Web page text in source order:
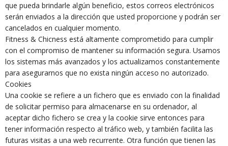
que pueda brindarle algún beneficio, estos correos electrónicos
serán enviados a la dirección que usted proporcione y podrán ser
cancelados en cualquier momento.
Fitness & Chicness está altamente comprometido para cumplir
con el compromiso de mantener su información segura. Usamos
los sistemas más avanzados y los actualizamos constantemente
para asegurarnos que no exista ningún acceso no autorizado.
Cookies
Una cookie se refiere a un fichero que es enviado con la finalidad
de solicitar permiso para almacenarse en su ordenador, al
aceptar dicho fichero se crea y la cookie sirve entonces para
tener información respecto al tráfico web, y también facilita las
futuras visitas a una web recurrente. Otra función que tienen las